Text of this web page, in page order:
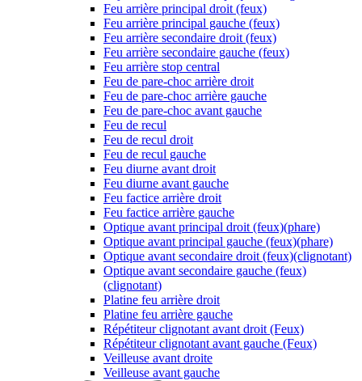
Feu arrière principal droit (feux)
Feu arrière principal gauche (feux)
Feu arrière secondaire droit (feux)
Feu arrière secondaire gauche (feux)
Feu arrière stop central
Feu de pare-choc arrière droit
Feu de pare-choc arrière gauche
Feu de pare-choc avant gauche
Feu de recul
Feu de recul droit
Feu de recul gauche
Feu diurne avant droit
Feu diurne avant gauche
Feu factice arrière droit
Feu factice arrière gauche
Optique avant principal droit (feux)(phare)
Optique avant principal gauche (feux)(phare)
Optique avant secondaire droit (feux)(clignotant)
Optique avant secondaire gauche (feux)
(clignotant)
Platine feu arrière droit
Platine feu arrière gauche
Répétiteur clignotant avant droit (Feux)
Répétiteur clignotant avant gauche (Feux)
Veilleuse avant droite
Veilleuse avant gauche